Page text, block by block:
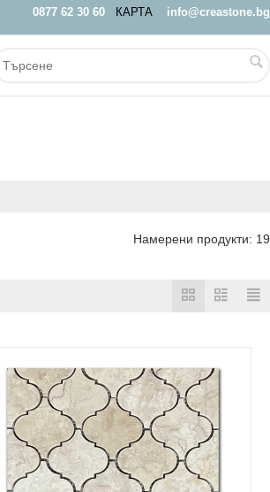
0877 62 30 60 КАРТА info@creastone.bg
OUTLET
Намерени продукти: 19